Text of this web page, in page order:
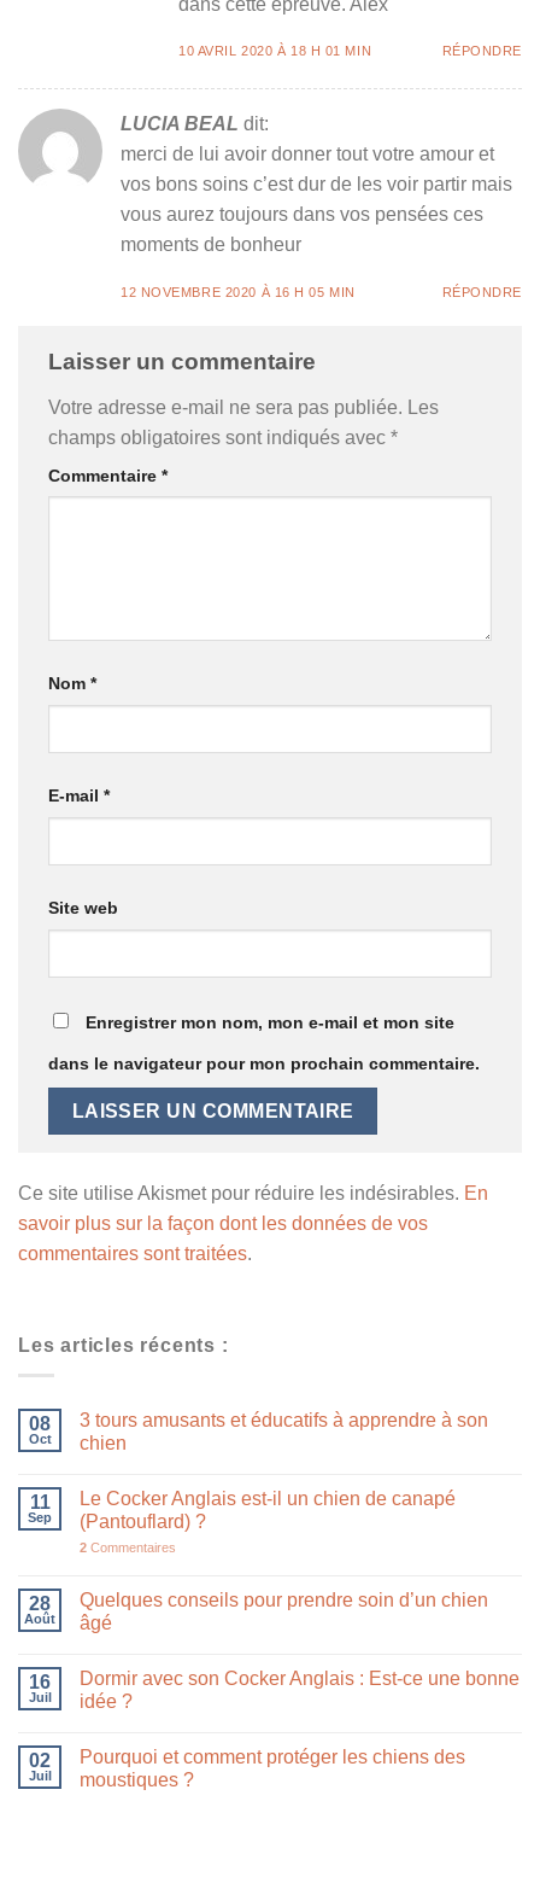
10 AVRIL 2020 À 18 H 01 MIN RÉPONDRE
LUCIA BEAL dit:
merci de lui avoir donner tout votre amour et
vos bons soins c’est dur de les voir partir mais
vous aurez toujours dans vos pensées ces
moments de bonheur
12 NOVEMBRE 2020 À 16 H 05 MIN RÉPONDRE
Laisser un commentaire
Votre adresse e-mail ne sera pas publiée. Les
champs obligatoires sont indiqués avec *
Commentaire *
Nom *
E-mail *
Site web
Enregistrer mon nom, mon e-mail et mon site
dans le navigateur pour mon prochain commentaire.
Ce site utilise Akismet pour réduire les indésirables. En
savoir plus sur la façon dont les données de vos
commentaires sont traitées.
Les articles récents :
08
Oct
3 tours amusants et éducatifs à apprendre à son
chien
11
Sep
Le Cocker Anglais est-il un chien de canapé
(Pantouflard) ?
2 Commentaires
28
Août
Quelques conseils pour prendre soin d’un chien
âgé
16
Juil
Dormir avec son Cocker Anglais : Est-ce une bonne
idée ?
02
Juil
Pourquoi et comment protéger les chiens des
moustiques ?